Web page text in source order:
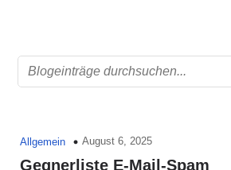
Allgemein August 6, 2025
Gegnerliste E-Mail-Spam